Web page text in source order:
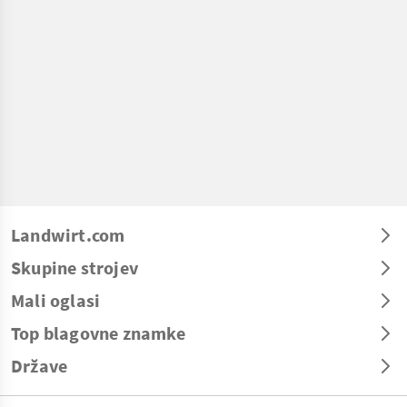
Landwirt.com
Skupine strojev
Mali oglasi
Top blagovne znamke
Države